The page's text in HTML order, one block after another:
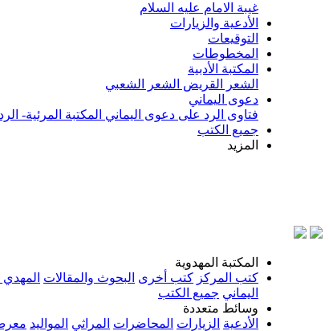
غيبة الامام عليه السلام
الأدعية والزيارات
التوقيعات
المخطوطات
المكتبة الأدبية
الشعر القريض الشعر الشعبي
دعوى اليماني
فتاوى الرد على دعوى اليماني المكتبة المرئية-
جميع الكتب
المزيد
المكتبة المهدوية
كتب المركز كتب أخرى البحوث والمقالات
اليماني جميع الكتب
وسائط متعددة
الأدعية الزيارات المحاضرات المراثي المواليد